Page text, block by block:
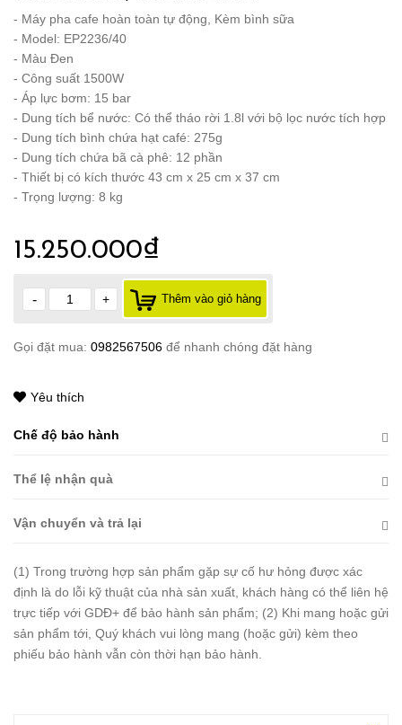
- Máy pha cafe hoàn toàn tự động, Kèm bình sữa
- Model: EP2236/40
- Màu Đen
- Công suất 1500W
- Áp lực bơm: 15 bar
- Dung tích bể nước: Có thể tháo rời 1.8l với bộ lọc nước tích hợp
- Dung tích bình chứa hạt café: 275g
- Dung tích chứa bã cà phê: 12 phần
- Thiết bị có kích thước 43 cm x 25 cm x 37 cm
- Trọng lượng: 8 kg
15.250.000₫
- + Thêm vào giỏ hàng
Gọi đặt mua: 0982567506 để nhanh chóng đặt hàng
Yêu thích
Chế độ bảo hành
Thể lệ nhận quà
Vận chuyển và trả lại
(1) Trong trường hợp sản phẩm gặp sự cố hư hỏng được xác
định là do lỗi kỹ thuật của nhà sản xuất, khách hàng có thể liên hệ
trực tiếp với GDĐ+ để bảo hành sản phẩm; (2) Khi mang hoặc gửi
sản phẩm tới, Quý khách vui lòng mang (hoặc gửi) kèm theo
phiếu bảo hành vẫn còn thời hạn bảo hành.